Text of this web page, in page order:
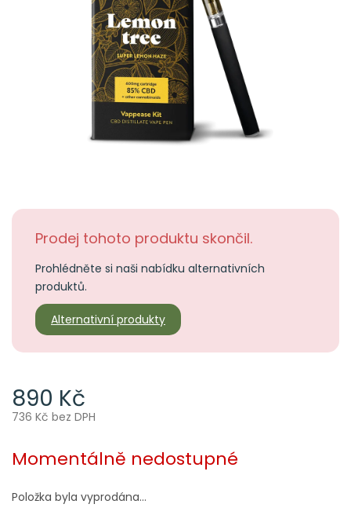
890 Kč
736 Kč bez DPH
cena:
Momentálně nedostupné
Položka byla vyprodána…
Prodej tohoto produktu skončil.
Prohlédněte si naši nabídku alternativních
produktů.
Alternativní produkty